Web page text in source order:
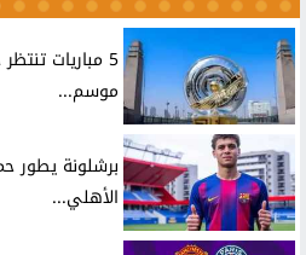
5 مباريات
موسم...
برشلونة يطور
الأهلي...